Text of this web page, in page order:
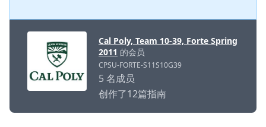
Cal Poly, Team 10-39, Forte Spring
2011 的会员
CPSU-FORTE-S11S10G39
5 名成员
创作了12篇指南